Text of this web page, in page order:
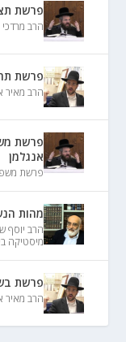
פרשת
הרב מרדכי
פרשת
הרב מאיר
פרשת
אנגלמן
פרשת
מהות
הרב יוסף
מיסטיקה
פרשת
הרב מאיר